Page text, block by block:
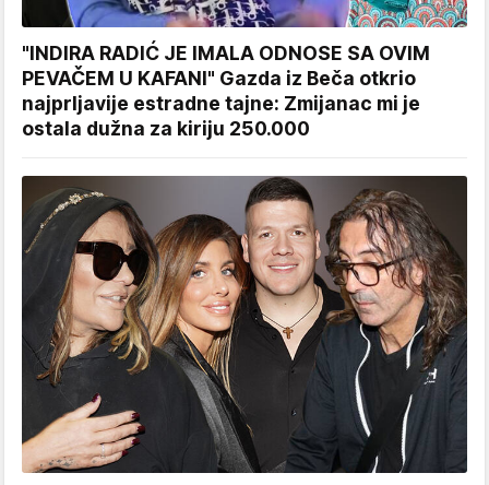
"INDIRA RADIĆ JE IMALA ODNOSE SA OVIM
PEVAČEM U KAFANI" Gazda iz Beča otkrio
najprljavije estradne tajne: Zmijanac mi je
ostala dužna za kiriju 250.000